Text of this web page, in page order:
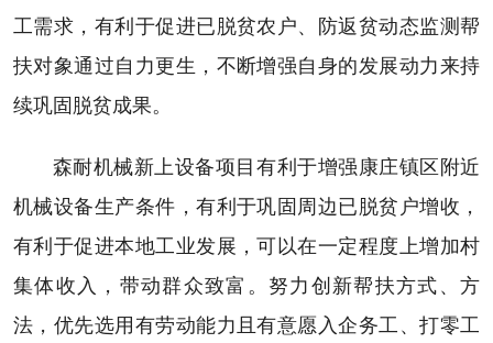
工需求，有利于促进已脱贫农户、防返贫动态监测帮
扶对象通过自力更生，不断增强自身的发展动力来持
续巩固脱贫成果。
森耐机械新上设备项目有利于增强康庄镇区附近
机械设备生产条件，有利于巩固周边已脱贫户增收，
有利于促进本地工业发展，可以在一定程度上增加村
集体收入，带动群众致富。努力创新帮扶方式、方
法，优先选用有劳动能力且有意愿入企务工、打零工